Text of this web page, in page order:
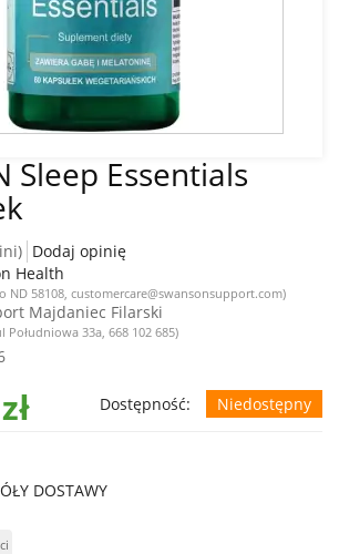
Sleep Essentials
Dodaj opinię
Health
ND 58108, customercare@swansonsupport.com)
Majdaniec Filarski
Południowa 33a, 668 102 685)
Dostępność: Niedostępny
DOSTAWY